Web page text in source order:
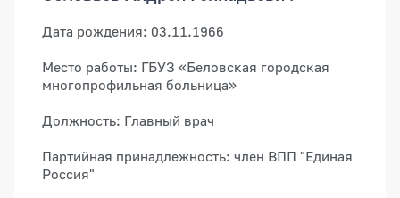
Дата рождения: 03.11.1966
Место работы: ГБУЗ «Беловская городская
многопрофильная больница»
Должность: Главный врач
Партийная принадлежность: член ВПП "Единая
Россия"